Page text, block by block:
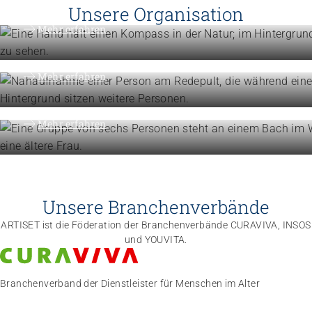
Unsere Organisation
Mehr erfahren
Engagement
Politik und Positionen
Mehr erfahren
Organisation
Die Föderation im Überblick
Mehr erfahren
Unsere Branchenverbände
ARTISET ist die Föderation der Branchenverbände CURAVIVA, INSOS
und YOUVITA.
Branchenverband der Dienstleister für Menschen im Alter